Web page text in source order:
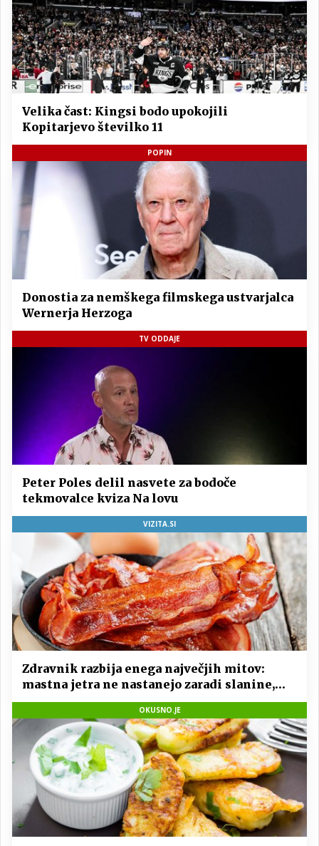
Velika čast: Kingsi bodo upokojili
Kopitarjevo številko 11
POPIN
Donostia za nemškega filmskega ustvarjalca
Wernerja Herzoga
TV ODDAJE
Peter Poles delil nasvete za bodoče
tekmovalce kviza Na lovu
VIZITA.SI
Zdravnik razbija enega največjih mitov:
mastna jetra ne nastanejo zaradi slanine,
temveč zaradi živila, ki ga imamo vsi radi
OKUSNO.JE